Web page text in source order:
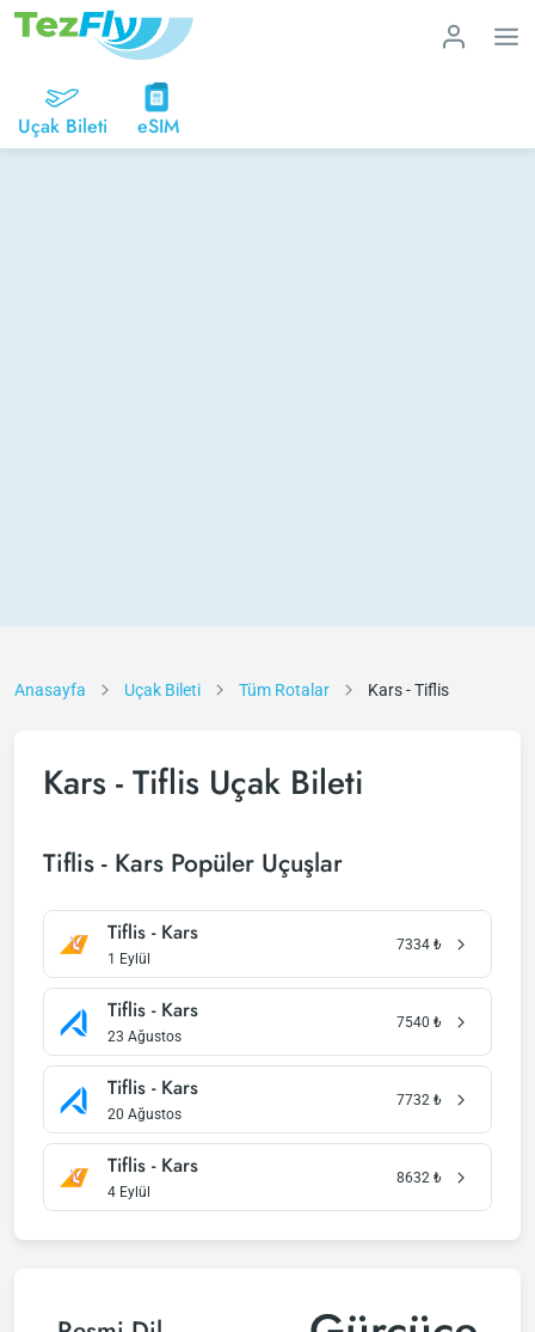
Uçak Bileti eSIM
Anasayfa Uçak Bileti Tüm Rotalar Kars - Tiflis
Kars - Tiflis Uçak Bileti
Tiflis - Kars Popüler Uçuşlar
Tiflis - Kars
1 Eylül
7334 ₺
Tiflis - Kars
23 Ağustos
7540 ₺
Tiflis - Kars
20 Ağustos
7732 ₺
Tiflis - Kars
4 Eylül
8632 ₺